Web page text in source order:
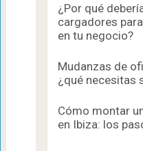
¿Por qué
cargadores
en tu negocio?
Mudanzas de
¿qué necesitas
Cómo montar
en Ibiza: los